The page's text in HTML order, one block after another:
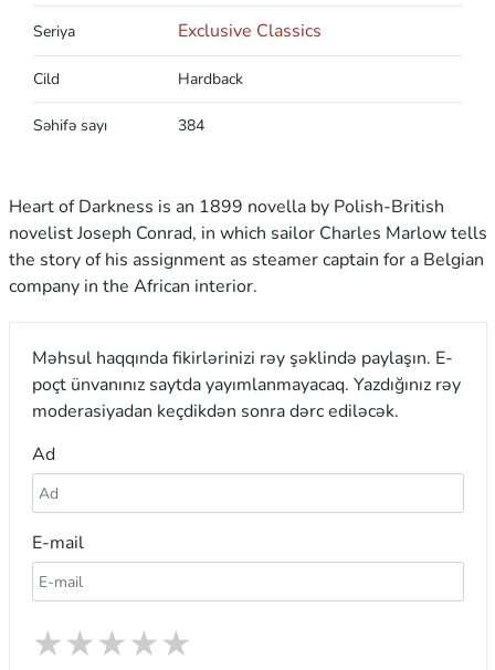
Seriya Exclusive Classics
Cild Hardback
Səhifə sayı 384
Heart of Darkness is an 1899 novella by Polish-British
novelist Joseph Conrad, in which sailor Charles Marlow tells
the story of his assignment as steamer captain for a Belgian
company in the African interior.
Məhsul haqqında fikirlərinizi rəy şəklində paylaşın. E-
poçt ünvanınız saytda yayımlanmayacaq. Yazdığınız rəy
moderasiyadan keçdikdən sonra dərc ediləcək.
Ad
E-mail
★
★
★
★
★